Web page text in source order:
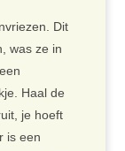
Dit
was ze in
Haal de
je hoeft
is een